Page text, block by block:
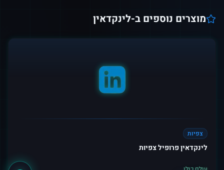
מוצרים נוספים ב-לינקדאין
צפיות
לינקדאין פרופיל צפיות